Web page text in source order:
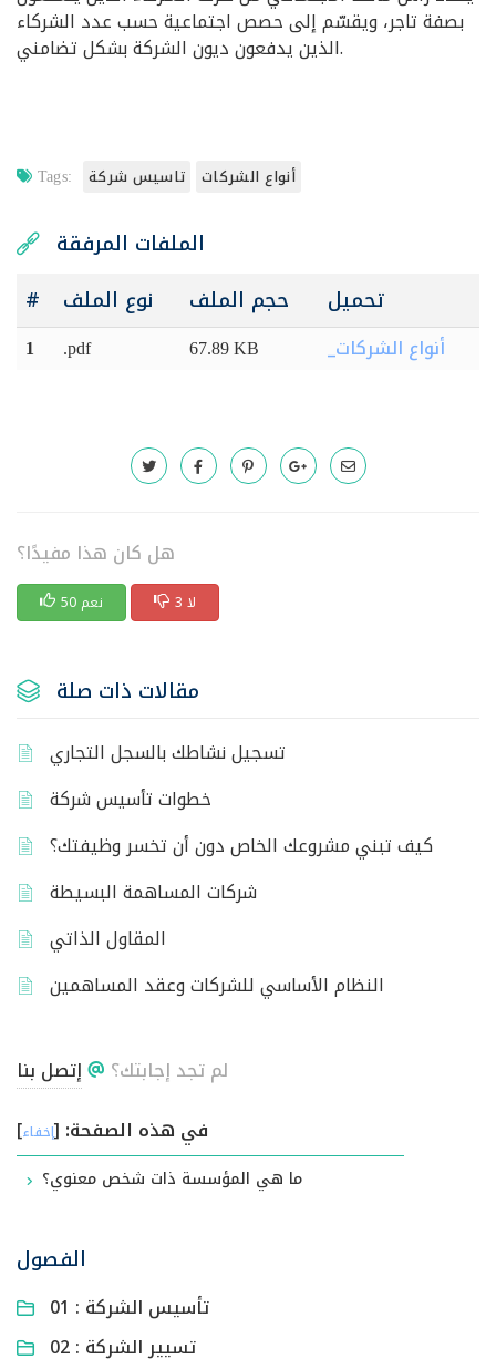
بصفة تاجر، ويقسّم إلى حصص اجتماعية حسب عدد الشركاء
الذين يدفعون ديون الشركة بشكل تضامني.
Tags: تاسيس شركة أنواع الشركات
الملفات المرفقة
#
نوع الملف حجم الملف تحميل
1 .pdf 67.89 KB _أنواع الشركات
هل كان هذا مفيدًا؟
50 نعم 3 لا
مقالات ذات صلة
تسجيل نشاطك بالسجل التجاري
خطوات تأسيس شركة
كيف تبني مشروعك الخاص دون أن تخسر وظيفتك؟
شركات المساهمة البسيطة
المقاول الذاتي
النظام الأساسي للشركات وعقد المساهمين
لم تجد إجابتك؟
إتصل بنا
في هذه الصفحة: [إخفاء]
ما هي المؤسسة ذات شخص معنوي؟
الفصول
01 : تأسيس الشركة
02 : تسيير الشركة